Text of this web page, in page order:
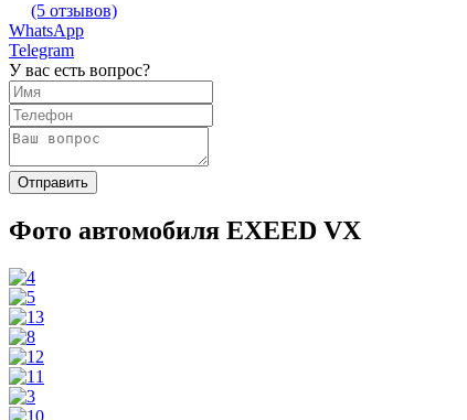
(5 отзывов)
WhatsApp
Telegram
У вас есть вопрос?
Фото автомобиля EXEED VX